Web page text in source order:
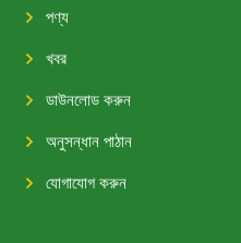
পণ্য
খবর
ডাউনলোড করুন
অনুসন্ধান পাঠান
যোগাযোগ করুন